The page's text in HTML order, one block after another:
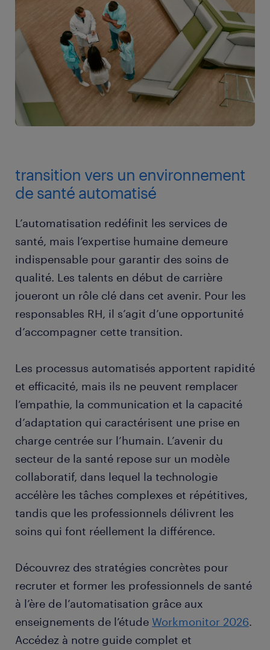
transition vers un environnement
de santé automatisé
L’automatisation redéfinit les services de
santé, mais l’expertise humaine demeure
indispensable pour garantir des soins de
qualité. Les talents en début de carrière
joueront un rôle clé dans cet avenir. Pour les
responsables RH, il s’agit d’une opportunité
d’accompagner cette transition.
Les processus automatisés apportent rapidité
et efficacité, mais ils ne peuvent remplacer
l’empathie, la communication et la capacité
d’adaptation qui caractérisent une prise en
charge centrée sur l’humain. L’avenir du
secteur de la santé repose sur un modèle
collaboratif, dans lequel la technologie
accélère les tâches complexes et répétitives,
tandis que les professionnels délivrent les
soins qui font réellement la différence.
Découvrez des stratégies concrètes pour
recruter et former les professionnels de santé
à l’ère de l’automatisation grâce aux
enseignements de l’étude Workmonitor 2026.
Accédez à notre guide complet et